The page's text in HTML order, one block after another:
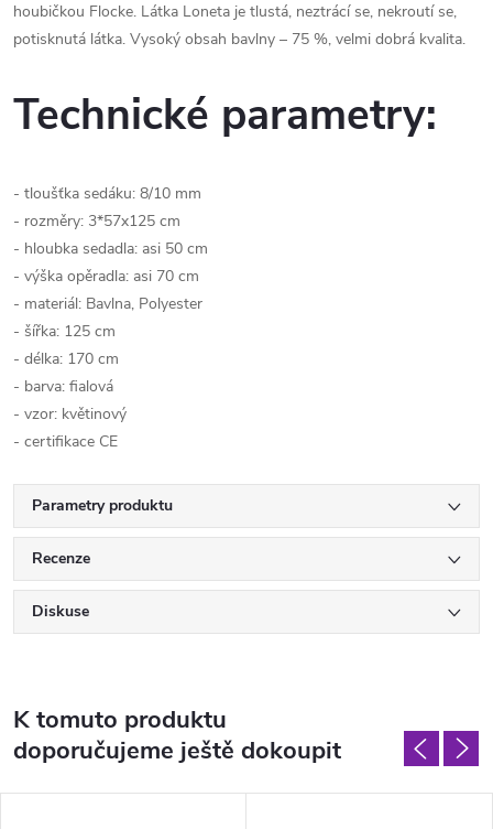
houbičkou Flocke. Látka Loneta je tlustá, neztrácí se, nekroutí se,
potisknutá látka. Vysoký obsah bavlny – 75 %, velmi dobrá kvalita.
Technické parametry:
- tloušťka sedáku: 8/10 mm
- rozměry: 3*57x125 cm
- hloubka sedadla: asi 50 cm
- výška opěradla: asi 70 cm
- materiál: Bavlna, Polyester
- šířka: 125 cm
- délka: 170 cm
- barva: fialová
- vzor: květinový
- certifikace CE
Parametry produktu
Recenze
Diskuse
K tomuto produktu
doporučujeme ještě dokoupit